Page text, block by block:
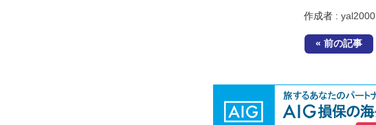
作成者 : yal2000
« 前の記事